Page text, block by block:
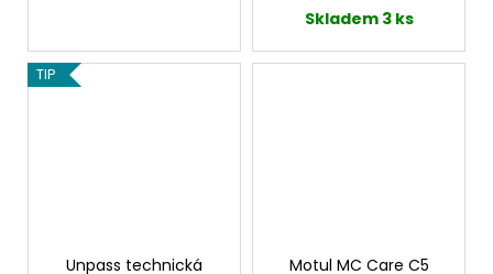
Skladem 3 ks
TIP
Unpass technická
Motul MC Care C5